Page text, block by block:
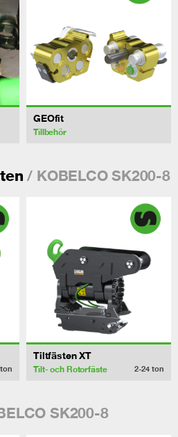
GEOfit
Tillbehör
/ KOBELCO SK200-8
ton
Tiltfästen XT
Tilt- och Rotorfäste 2-24 ton
SK200-8